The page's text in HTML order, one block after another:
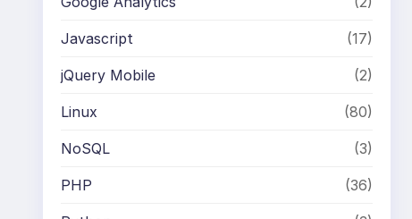
Javascript (17)
jQuery Mobile (2)
Linux (80)
NoSQL (3)
PHP (36)